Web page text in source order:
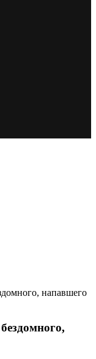
напавшего